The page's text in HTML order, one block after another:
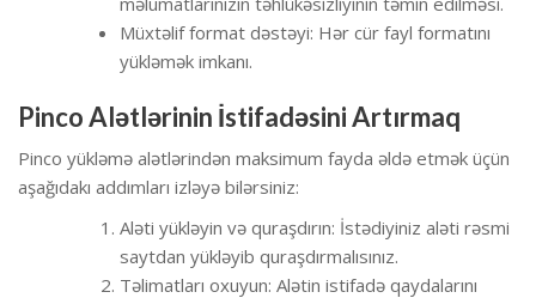
Müxtəlif format dəstəyi: Hər cür fayl formatını
yükləmək imkanı.
Pinco Alətlərinin İstifadəsini Artırmaq
Pinco yükləmə alətlərindən maksimum fayda əldə etmək üçün
aşağıdakı addımları izləyə bilərsiniz:
Aləti yükləyin və quraşdırın: İstədiyiniz aləti rəsmi
saytdan yükləyib quraşdırmalısınız.
Təlimatları oxuyun: Alətin istifadə qaydalarını